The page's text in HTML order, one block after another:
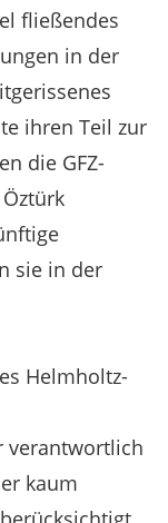
fließendes
in der
ihren Teil zur
die GFZ-
sie in der
Helmholtz-
verantwortlich
kaum